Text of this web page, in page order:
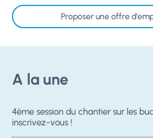
Proposer une offre
A la une
4ème session du chantier sur les
inscrivez-vous !